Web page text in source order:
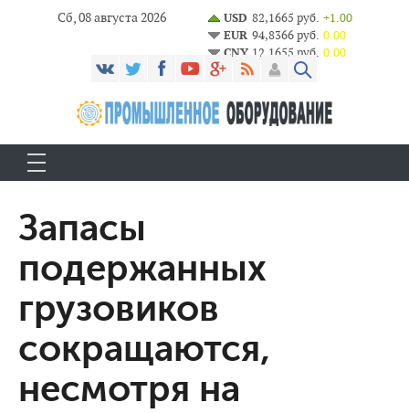
Сб, 08 августа 2026 USD 82,1665 руб. +1.00
EUR 94,8366 руб. 0.00
CNY 12,1655 руб. 0.00
Запасы
подержанных
грузовиков
сокращаются,
несмотря на